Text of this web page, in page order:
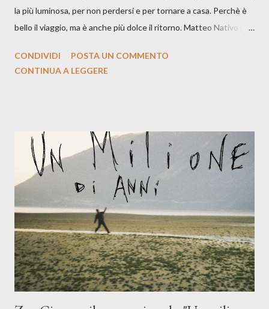
la più luminosa, per non perdersi e per tornare a casa. Perchè è
bello il viaggio, ma è anche più dolce il ritorno. Matteo Nativo per
indubbiamente matura e consapevole oltre che con ottimi
Dicevamo. Ed è da qui che il nostro inizia questo concept
musicale, con " Che ora è" , raccontando la separazione dalla
moglie, del senso di sconfitta e del caldo afoso che opprime,
giusta condizione di sopraffazione: "Non so che ora è, che giorno
è, di questa estate che...". E' raro fare uscire come singolo una
cover, ma...
CONDIVIDI
POSTA UN COMMENTO
CONTINUA A LEGGERE